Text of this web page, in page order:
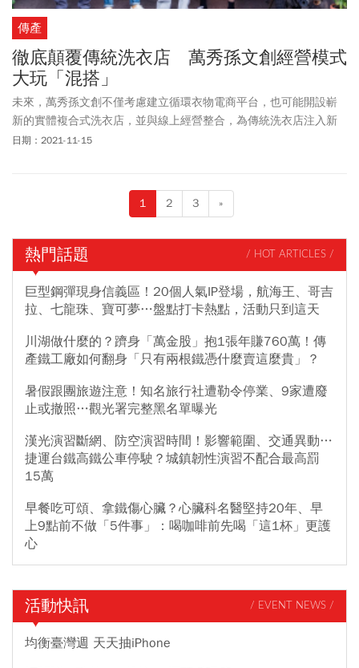
傳產
徹底顛覆傳統洗衣店 萬秀孫文創經營模式
大玩「混搭」
未來，萬秀孫文創不僅考慮建立循環衣物電商平台，也可能開設嶄
新的實體複合式洗衣店，並與線上經營整合，為傳統洗衣店注入新
的活水，以嶄新的面貌延續衣物的生命與價值。
日期：2021-11-15
1 2 3 »
熱門話題 / HOT ARTICLES /
巨型鋼彈現身信義區！20個人氣IP登場，航海王、哥吉
拉、七龍珠、寶可夢…盤點打卡熱點，活動只到這天
川湖做什麼的？躋身「萬金股」抱1張年賺760萬！傳
產鐵工廠如何翻身「只有兩根鐵憑什麼賣這麼貴」？
暑假跟團旅遊注意！知名旅行社遭勒令停業、9家遭廢
止或撤照…觀光署完整黑名單曝光
漢光演習斷網、防空演習時間！影響範圍、交通異動…
捷運台鐵高鐵公車停駛？城鎮韌性演習不配合最高罰
15萬
早餐吃可頌、拿鐵傷心臟？心臟科名醫堅持20年、早
上9點前不做「5件事」：喝咖啡前先喝「這1杯」更護
心
活動快訊 / EVENT NEWS /
均衡臺灣週 天天抽iPhone